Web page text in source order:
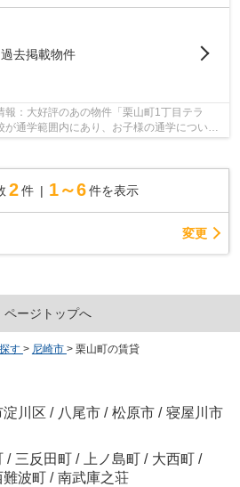
過去掲載物件
報：大好評のあの物件「栗山町1丁目テラ
通学範囲内にあり、お子様の通学について
す！みんなでワイワイ...
2 件 1～6 件を表示
変更
ページトップへ
す > 尼崎市 > 栗山町の賃貸
淀川区 / 八尾市 / 松原市 / 寝屋川市
/ 三反田町 / 上ノ島町 / 大西町 /
難波町 / 南武庫之荘